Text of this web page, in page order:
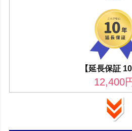
【延長保証 10
12,400